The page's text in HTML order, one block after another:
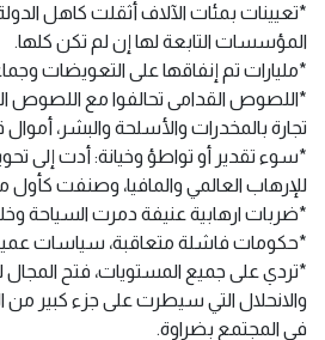
*تعيينات بمئات الآلاف أثقلت كاهل
المؤسسات التابعة لها إن لم تكن كلها.
*مليارات تم إنفاقها على التعويضات
*اللصوص القدامى تحالفوا مع اللصوص
تجارة بالمخدرات والأسلحة والبشر،
*سوء تقدير أو تواطؤ وخيانة: أدت إلى
للإرهاب العالمي والمافيا، وصنفت كأول
*ضربات ارهابية عنيفة دمرت السياحة
*حكومات فاشلة متعاقبة، سياسات
*تردي على جميع المستويات، فتح المجال
والانحلال التي سيطرت على جزء كبير
في المجتمع بضراوة.